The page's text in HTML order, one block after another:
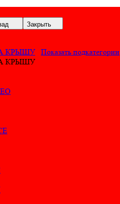
Закрыть
КРЫШУ
Показать подкатегории
КРЫШУ